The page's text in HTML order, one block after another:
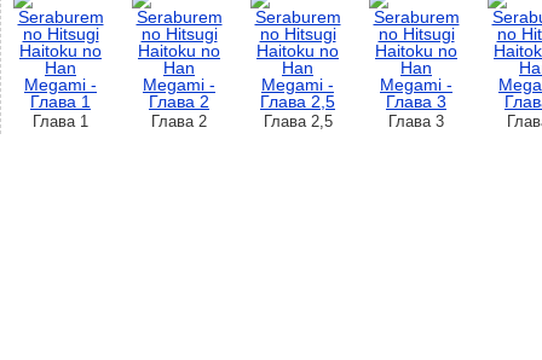
Глава 1 Глава 2 Глава 2,5 Глава 3